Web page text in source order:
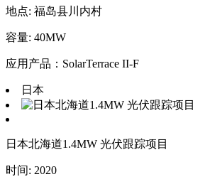
地点: 福岛县川内村
容量: 40MW
应用产品：SolarTerrace II-F
日本
日本北海道1.4MW 光伏跟踪项目
时间: 2020